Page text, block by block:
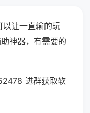
以让一直输的玩
神器，有需要的
进群获取软